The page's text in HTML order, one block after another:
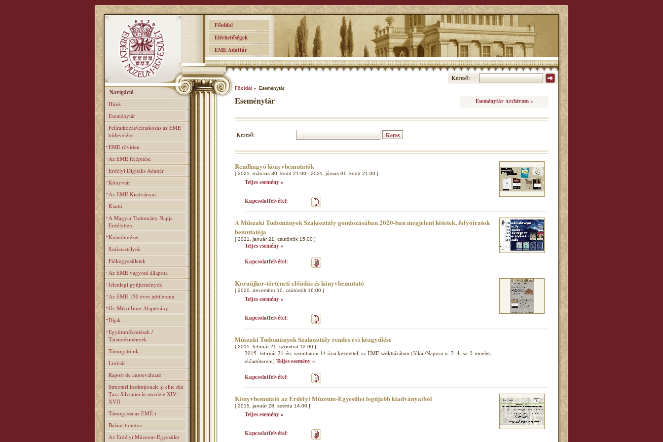
Főoldal
Elérhetőségek
EME Adattár
Kereső:
Navigáció
Hírek
Eseménytár
Feliratkozás/leiratkozás az EME
hírlevelére
EME röviden
Az EME felépitése
Erdélyi Digitális Adattár
Könyvtár
Az EME Kiadványai
Kiadó
A Magyar Tudomány Napja
Erdélyben
Kutatóintézet
Szakosztályok
Fiókegyesületek
Az EME vagyoni állapota
Jelenlegi gyűjtemények
Az EME 150 éves jubileuma
Gr. Mikó Imre Alapitvány
Díjak
Együttműködések /
Társintézmények
Támogatóink
Linktár
Raport de autoevaluare
Structuri instituţionale şi elite din
Ţara Silvaniei în secolele XIV–
XVII.
Támogassa az EMÉ-t
Balaur bondoc
Az Erdélyi Múzeum-Egyesület
Főoldal » Eseménytár
Eseménytár Eseménytár Archívum »
Kereső:
Rendhagyó könyvbemutatók
[ 2021. március 30. kedd 21:00 - 2021. június 01. kedd 21:00 ]
Teljes esemény »
Kapcsolatfelvétel:
A Műszaki Tudományok Szakosztály gondozásában 2020-ban megjelent kötetek, folyóiratok
bemutatója
[ 2021. január 21. csütörtök 15:00 ]
Teljes esemény »
Kapcsolatfelvétel:
Koraújkor-történeti előadás és könyvbemutató
[ 2020. december 10. csütörtök 16:00 ]
Teljes esemény »
Kapcsolatfelvétel:
Műszaki Tudományok Szakosztály rendes évi közgyűlése
[ 2015. február 21. szombat 12:00 ]
2015. február 21-én, szombaton 14 órai kezdettel, az EME székházában (Jókai/Napoca u. 2–4. sz. I. emelet,
előadóterem) Teljes esemény »
Kapcsolatfelvétel:
Könyvbemutató az Erdélyi Múzeum-Egyesület legújabb kiadványaiból
[ 2015. január 28. szerda 14:00 ]
Teljes esemény »
Kapcsolatfelvétel: